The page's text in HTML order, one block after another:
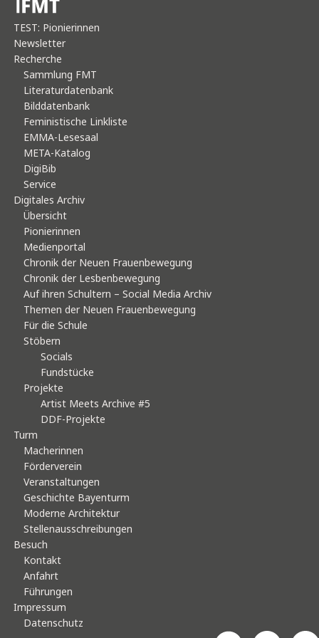
TEST: Pionierinnen
Newsletter
Recherche
Sammlung FMT
Literaturdatenbank
Bilddatenbank
Feministische Linkliste
EMMA-Lesesaal
META-Katalog
DigiBib
Service
Digitales Archiv
Übersicht
Pionierinnen
Medienportal
Chronik der Neuen Frauenbewegung
Chronik der Lesbenbewegung
Auf ihren Schultern – Social Media Archiv
Themen der Neuen Frauenbewegung
Für die Schule
Stöbern
Socials
Fundstücke
Projekte
Artist Meets Archive #5
DDF-Projekte
Turm
Macherinnen
Förderverein
Veranstaltungen
Geschichte Bayenturm
Moderne Architektur
Stellenausschreibungen
Besuch
Kontakt
Anfahrt
Führungen
Impressum
Datenschutz